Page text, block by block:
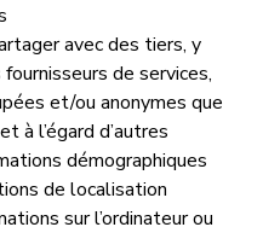
avec des tiers, y
de services,
et/ou anonymes que
à l’égard d’autres
démographiques
de localisation
sur l’ordinateur ou